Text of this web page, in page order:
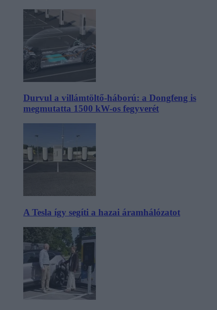
Durvul a villámtöltő-háború: a Dongfeng is
megmutatta 1500 kW-os fegyverét
A Tesla így segíti a hazai áramhálózatot